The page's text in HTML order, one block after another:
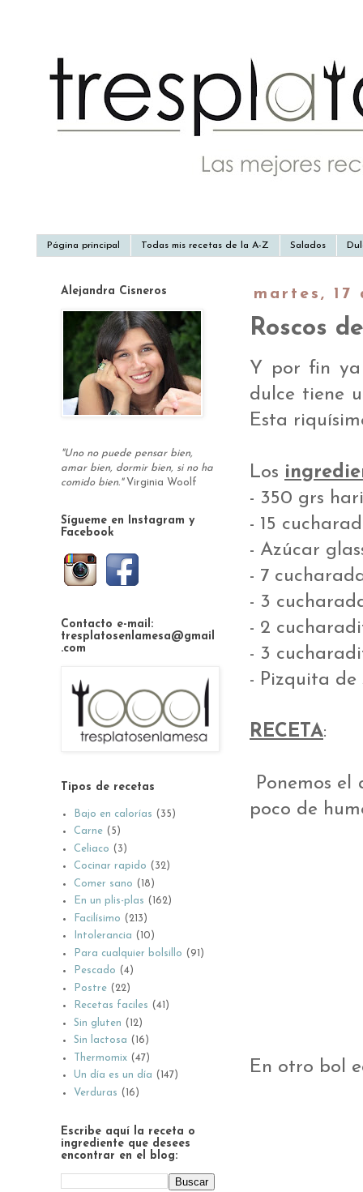
Página principal Todas mis recetas de la A-Z Salados
martes, 17
Roscos
Y por fin ya
dulce tiene
Esta
Los
- 350 grs
- 15
- Azúcar
- 7
- 3
- 2
- 3
- Pizquita de
RECETA:
Ponemos
poco de
En otro bol
Alejandra Cisneros
"Uno no puede pensar bien,
amar bien, dormir bien, si no ha
comido bien." Virginia Woolf
Sígueme en Instagram y
Facebook
Contacto e-mail:
tresplatosenlamesa@gmail
.com
Tipos de recetas
Bajo en calorías (35)
Carne (5)
Celiaco (3)
Cocinar rapido (32)
Comer sano (18)
En un plis-plas (162)
Facilísimo (213)
Intolerancia (10)
Para cualquier bolsillo (91)
Pescado (4)
Postre (22)
Recetas faciles (41)
Sin gluten (12)
Sin lactosa (16)
Thermomix (47)
Un día es un día (147)
Verduras (16)
Escribe aquí la receta o
ingrediente que desees
encontrar en el blog: